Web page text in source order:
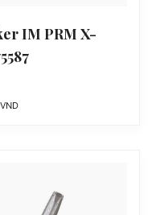
IM PRM X-
VND